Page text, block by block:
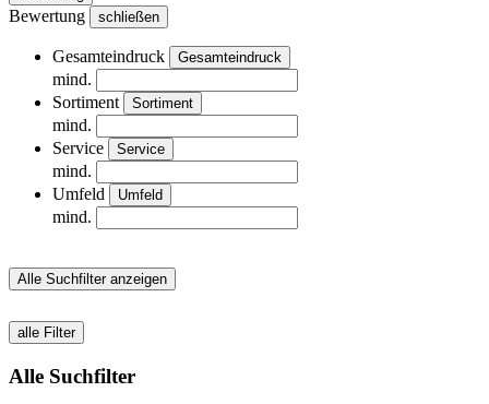
Bewertung schließen
Gesamteindruck Gesamteindruck
mind.
Sortiment
Sortiment
mind.
Service
Service
mind.
Umfeld
Umfeld
mind.
Alle Suchfilter anzeigen
alle Filter
Alle Suchfilter